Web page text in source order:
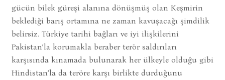
gücün bilek güreşi alanına dönüşmüş olan Keşmirin
beklediği barış ortamına ne zaman kavuşacağı şimdilik
belirsiz. Türkiye tarihi bağları ve iyi ilişkilerini
Pakistan’la korumakla beraber terör saldırıları
karşısında kınamada bulunarak her ülkeyle olduğu gibi
Hindistan’la da teröre karşı birlikte durduğunu